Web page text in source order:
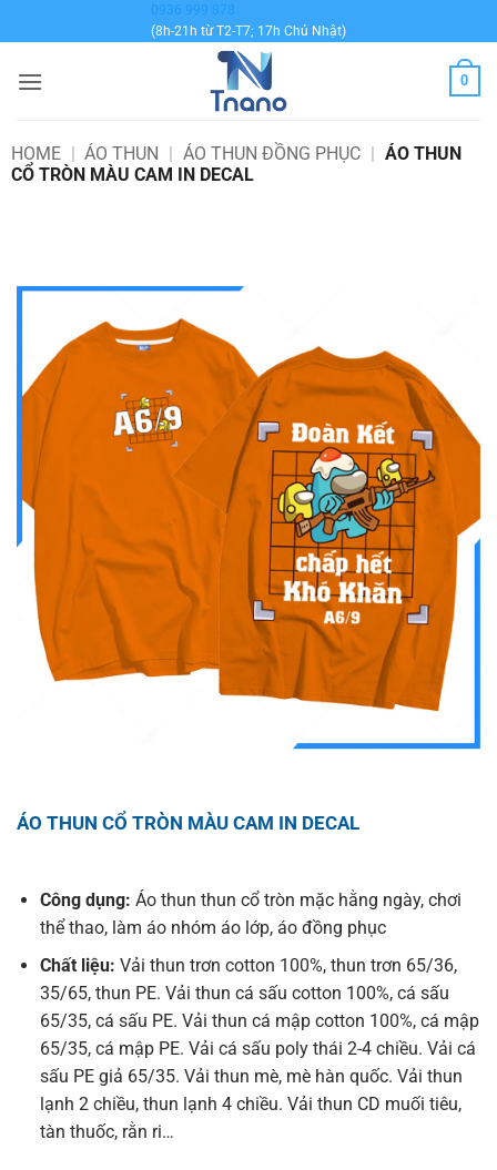
qua
dung
0936 999 878
(8h-21h từ T2-T7; 17h Chủ Nhật)
0
HOME | ÁO THUN | ÁO THUN ĐỒNG PHỤC | ÁO THUN
CỔ TRÒN MÀU CAM IN DECAL
ÁO THUN CỔ TRÒN MÀU CAM IN DECAL
Công dụng: Áo thun thun cổ tròn mặc hằng ngày, chơi
thể thao, làm áo nhóm áo lớp, áo đồng phục
Chất liệu: Vải thun trơn cotton 100%, thun trơn 65/36,
35/65, thun PE. Vải thun cá sấu cotton 100%, cá sấu
65/35, cá sấu PE. Vải thun cá mập cotton 100%, cá mập
65/35, cá mập PE. Vải cá sấu poly thái 2-4 chiều. Vải cá
sấu PE giả 65/35. Vải thun mè, mè hàn quốc. Vải thun
lạnh 2 chiều, thun lạnh 4 chiều. Vải thun CD muối tiêu,
tàn thuốc, rằn ri…